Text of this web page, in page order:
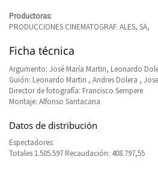
Productoras:
PRODUCCIONES CINEMATOGRAF. ALES, SA,
Ficha técnica
Argumento: José María Martin, Leonardo
Guión: Leonardo Martin , Andres Dolera ,
Director de fotografía: Francisco Sempere
Montaje: Alfonso Santacana
Datos de distribución
Espectadores:
Totales 1.505.597 Recaudación: 408.797,55